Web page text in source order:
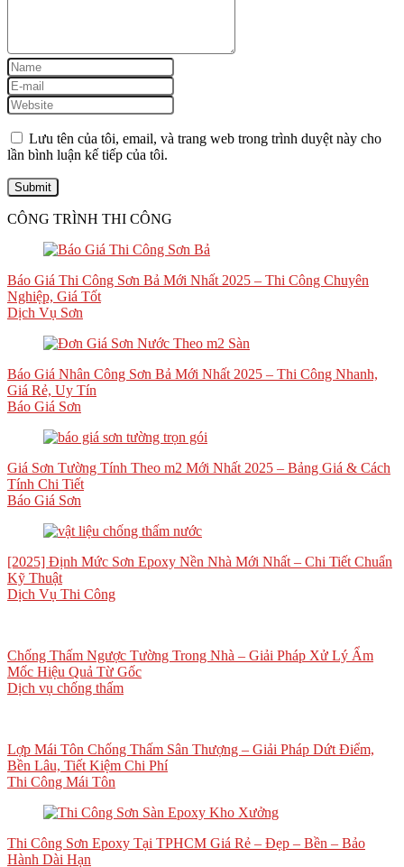
Lưu tên của tôi, email, và trang web trong trình duyệt này cho
lần bình luận kế tiếp của tôi.
CÔNG TRÌNH THI CÔNG
Báo Giá Thi Công Sơn Bả Mới Nhất 2025 – Thi Công Chuyên
Nghiệp, Giá Tốt
Dịch Vụ Sơn
Báo Giá Nhân Công Sơn Bả Mới Nhất 2025 – Thi Công Nhanh,
Giá Rẻ, Uy Tín
Báo Giá Sơn
Giá Sơn Tường Tính Theo m2 Mới Nhất 2025 – Bảng Giá & Cách
Tính Chi Tiết
Báo Giá Sơn
[2025] Định Mức Sơn Epoxy Nền Nhà Mới Nhất – Chi Tiết Chuẩn
Kỹ Thuật
Dịch Vụ Thi Công
Chống Thấm Ngược Tường Trong Nhà – Giải Pháp Xử Lý Ẩm
Mốc Hiệu Quả Từ Gốc
Dịch vụ chống thấm
Lợp Mái Tôn Chống Thấm Sân Thượng – Giải Pháp Dứt Điểm,
Bền Lâu, Tiết Kiệm Chi Phí
Thi Công Mái Tôn
Thi Công Sơn Epoxy Tại TPHCM Giá Rẻ – Đẹp – Bền – Bảo
Hành Dài Hạn